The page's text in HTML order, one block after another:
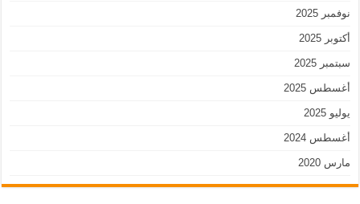
نوفمبر 2025
أكتوبر 2025
سبتمبر 2025
أغسطس 2025
يوليو 2025
أغسطس 2024
مارس 2020